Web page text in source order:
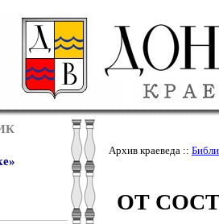
Архив краеведа ::
ОТ